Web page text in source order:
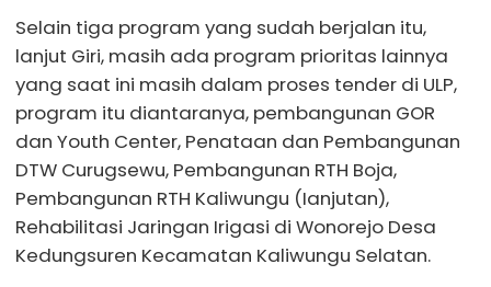
Selain tiga program yang sudah berjalan itu,
lanjut Giri, masih ada program prioritas lainnya
yang saat ini masih dalam proses tender di ULP,
program itu diantaranya, pembangunan GOR
dan Youth Center, Penataan dan Pembangunan
DTW Curugsewu, Pembangunan RTH Boja,
Pembangunan RTH Kaliwungu (Ianjutan),
Rehabilitasi Jaringan Irigasi di Wonorejo Desa
Kedungsuren Kecamatan Kaliwungu Selatan.